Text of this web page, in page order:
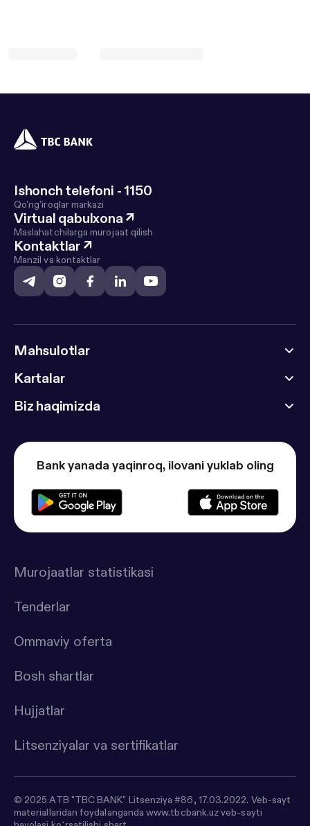
Ishonch telefoni - 1150
Qo'ng'iroqlar markazi
Virtual qabulxona ↗
Maslahatchilarga murojaat qilish
Kontaktlar ↗
Manzil va kontaktlar
Mahsulotlar
Kartalar
Biz haqimizda
Bank yanada yaqinroq, ilovani yuklab oling
Murojaatlar statistikasi
Tenderlar
Ommaviy oferta
Bosh shartlar
Hujjatlar
Litsenziyalar va sertifikatlar
© 2025 ATB "TBC BANK" Litsenziya #86, 17.03.2022. Veb-sayt
materiallaridan foydalanganda www.tbcbank.uz veb-sayti